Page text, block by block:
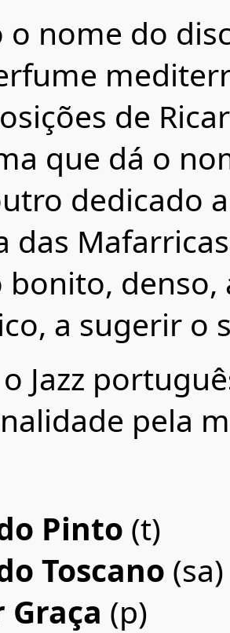
o nome do
de
que dá o
dedicado
das
bonito,
a sugerir o
Jazz
pela
Pinto (t)
Toscano (sa)
Graça (p)